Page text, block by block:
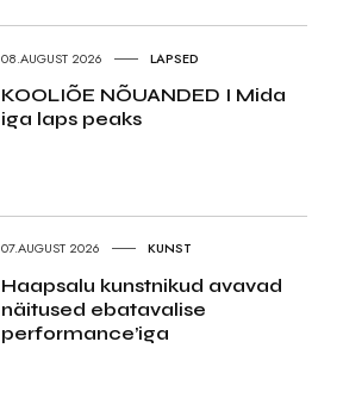
08.AUGUST 2026 LAPSED
KOOLIÕE NÕUANDED I Mida
iga laps peaks
07.AUGUST 2026 KUNST
Haapsalu kunstnikud avavad
näitused ebatavalise
performance’iga